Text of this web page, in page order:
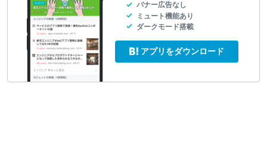
バナー広告なし
ミュート機能あり
ダークモード搭載
アプリをダウンロード